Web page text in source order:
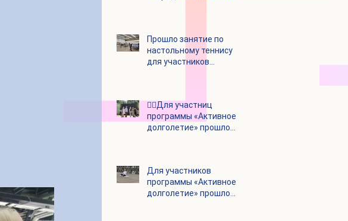
Прошло занятие по
настольному теннису
для участников
👯‍♀️Для участниц
программы «Активное
долголетие» прошло
Для участников
программы «Активное
долголетие» прошло